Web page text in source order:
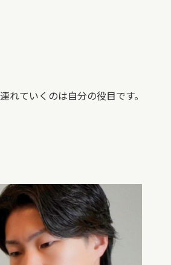
ていくのは自分の役目です。